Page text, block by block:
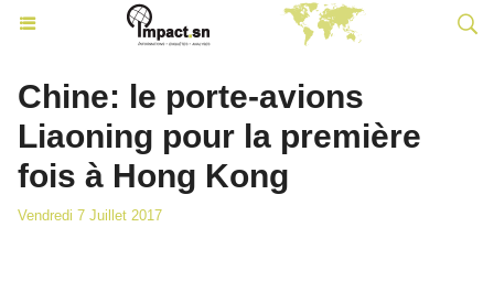
Chine: le porte-avions
Liaoning pour la première
fois à Hong Kong
Vendredi 7 Juillet 2017